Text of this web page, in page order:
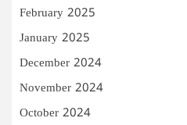
February 2025
January 2025
December 2024
November 2024
October 2024